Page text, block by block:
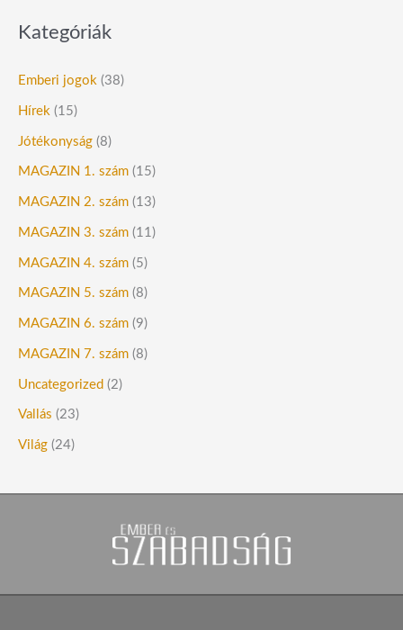
Kategóriák
Emberi jogok (38)
Hírek (15)
Jótékonyság (8)
MAGAZIN 1. szám (15)
MAGAZIN 2. szám (13)
MAGAZIN 3. szám (11)
MAGAZIN 4. szám (5)
MAGAZIN 5. szám (8)
MAGAZIN 6. szám (9)
MAGAZIN 7. szám (8)
Uncategorized (2)
Vallás (23)
Világ (24)